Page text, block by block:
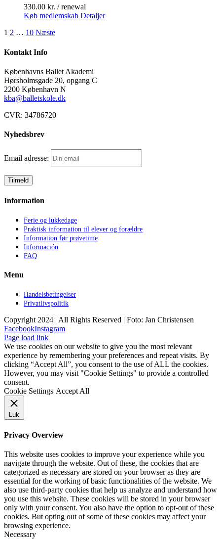
330.00 kr. / renewal
Køb medlemskab Detaljer
1 2 … 10 Næste
Kontakt Info
Københavns Ballet Akademi
Hørsholmsgade 20, opgang C
2200 København N
kba@balletskole.dk
CVR: 34786720
Nyhedsbrev
Email adresse:
Information
Ferie og lukkedage
Praktisk information til elever og forældre
Information før prøvetime
Información
FAQ
Menu
Handelsbetingelser
Privatlivspolitik
Copyright 2024 | All Rights Reserved | Foto: Jan Christensen
FacebookInstagram
Page load link
We use cookies on our website to give you the most relevant
experience by remembering your preferences and repeat visits. By
clicking “Accept All”, you consent to the use of ALL the cookies.
However, you may visit "Cookie Settings" to provide a controlled
consent.
Cookie Settings Accept All
Luk
Privacy Overview
This website uses cookies to improve your experience while you
navigate through the website. Out of these, the cookies that are
categorized as necessary are stored on your browser as they are
essential for the working of basic functionalities of the website. We
also use third-party cookies that help us analyze and understand how
you use this website. These cookies will be stored in your browser
only with your consent. You also have the option to opt-out of these
cookies. But opting out of some of these cookies may affect your
browsing experience.
Necessary